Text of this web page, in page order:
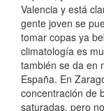
Valencia y está
gente joven se
tomar copas ya
climatología es
también se da en
España. En
concentración de
saturadas, pero